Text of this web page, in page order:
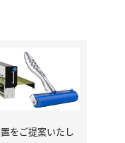
をご提案いたし